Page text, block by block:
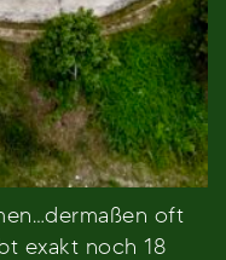
oft
exakt noch 18